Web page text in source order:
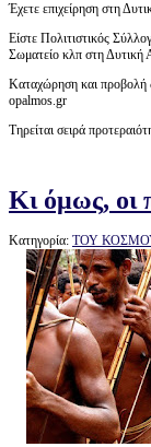
Έχετε επιχείρηση στη
Είστε Πολιτιστικός
Σωματείο κλπ στη Δυτική
Καταχώρηση και προβολή
opalmos.gr
Τηρείται σειρά
Κι όμως, οι
Κατηγορία: ΤΟΥ